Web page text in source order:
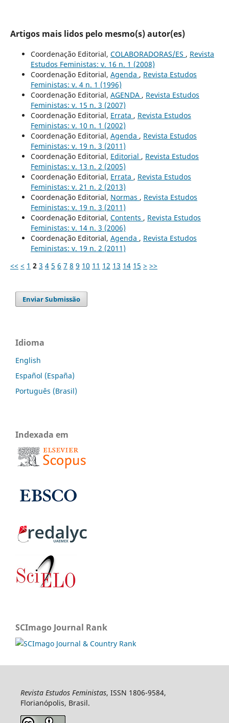
Artigos mais lidos pelo mesmo(s) autor(es)
Coordenação Editorial, COLABORADORAS/ES , Revista
Estudos Feministas: v. 16 n. 1 (2008)
Coordenação Editorial, Agenda , Revista Estudos
Feministas: v. 4 n. 1 (1996)
Coordenação Editorial, AGENDA , Revista Estudos
Feministas: v. 15 n. 3 (2007)
Coordenação Editorial, Errata , Revista Estudos
Feministas: v. 10 n. 1 (2002)
Coordenação Editorial, Agenda , Revista Estudos
Feministas: v. 19 n. 3 (2011)
Coordenação Editorial, Editorial , Revista Estudos
Feministas: v. 13 n. 2 (2005)
Coordenação Editorial, Errata , Revista Estudos
Feministas: v. 21 n. 2 (2013)
Coordenação Editorial, Normas , Revista Estudos
Feministas: v. 19 n. 3 (2011)
Coordenação Editorial, Contents , Revista Estudos
Feministas: v. 14 n. 3 (2006)
Coordenação Editorial, Agenda , Revista Estudos
Feministas: v. 19 n. 2 (2011)
<< < 1 2 3 4 5 6 7 8 9 10 11 12 13 14 15 > >>
Enviar Submissão
Idioma
English
Español (España)
Português (Brasil)
Indexada em
SCImago Journal Rank
Revista Estudos Feministas, ISSN 1806-9584,
Florianópolis, Brasil.